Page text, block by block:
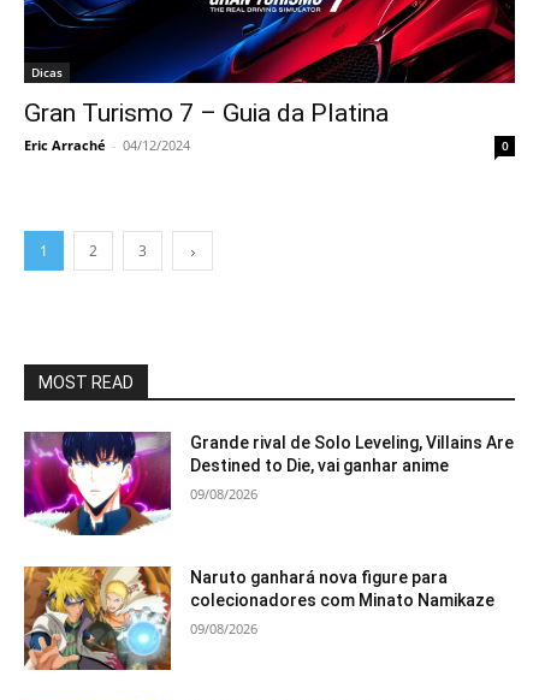
Dicas
Gran Turismo 7 – Guia da Platina
Eric Arraché - 04/12/2024 0
1 2 3
MOST READ
Grande rival de Solo Leveling, Villains Are
Destined to Die, vai ganhar anime
09/08/2026
Naruto ganhará nova figure para
colecionadores com Minato Namikaze
09/08/2026